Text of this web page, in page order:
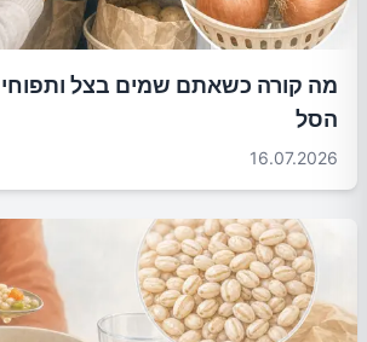
מה קורה כשאתם שמים בצל
הסל
16.07.2026